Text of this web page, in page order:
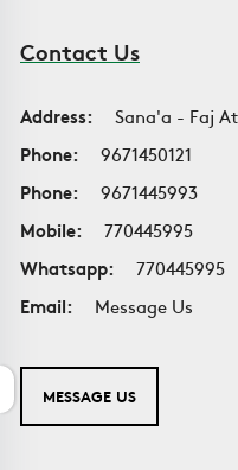
Contact Us
Address:
Sana'a - Faj
Phone:
9671450121
Phone:
9671445993
Mobile:
770445995
Whatsapp:
770445995
Email:
Message Us
MESSAGE US